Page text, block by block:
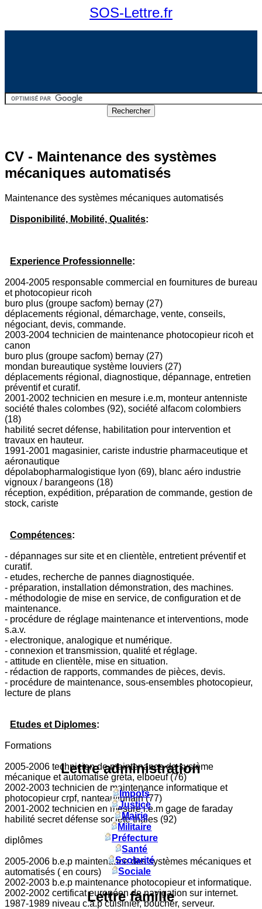
SOS-Lettre.fr
CV - Maintenance des systèmes
mécaniques automatisés
Maintenance des systèmes mécaniques automatisés
Disponibilité, Mobilité, Qualités:
Experience Professionnelle:
2004-2005 responsable commercial en fournitures de bureau
et photocopieur ricoh
buro plus (groupe sacfom) bernay (27)
déplacements régional, démarchage, vente, conseils,
négociant, devis, commande.
2003-2004 technicien de maintenance photocopieur ricoh et
canon
buro plus (groupe sacfom) bernay (27)
mondan bureautique système louviers (27)
déplacements régional, diagnostique, dépannage, entretien
préventif et curatif.
2001-2002 technicien en mesure i.e.m, monteur antenniste
société thales colombes (92), société alfacom colombiers
(18)
habilité secret défense, habilitation pour intervention et
travaux en hauteur.
1991-2001 magasinier, cariste industrie pharmaceutique et
aéronautique
dépolabopharmalogistique lyon (69), blanc aéro industrie
vignoux / barangeons (18)
réception, expédition, préparation de commande, gestion de
stock, cariste
Compétences:
- dépannages sur site et en clientèle, entretient préventif et
curatif.
- etudes, recherche de pannes diagnostiquée.
- préparation, installation démonstration, des machines.
- méthodologie de mise en service, de configuration et de
maintenance.
- procédure de réglage maintenance et interventions, mode
s.a.v.
- electronique, analogique et numérique.
- connexion et transmission, qualité et réglage.
- attitude en clientèle, mise en situation.
- rédaction de rapports, commandes de pièces, devis.
- procédure de maintenance, sous-ensembles photocopieur,
lecture de plans
Etudes et Diplomes:
Formations
2005-2006 technicien de maintenance de système
mécanique et automatisé gréta, elboeuf (76)
2002-2003 technicien de maintenance informatique et
photocopieur crpf, nanteau/lunain (77)
2001-2002 technicien en mesure i.e.m gage de faraday
habilité secret défense société thales (92)
diplômes
2005-2006 b.e.p maintenance des systèmes mécaniques et
automatisés ( en cours)
2002-2003 b.e.p maintenance photocopieur et informatique.
2002-2002 certificat européen de navigation sur internet.
1987-1989 niveau c.a.p cuisinier, boucher, serveur.
Lettre administration
Impots
Justice
Mairie
Militaire
Préfecture
Santé
Scolarité
Sociale
Lettre famille